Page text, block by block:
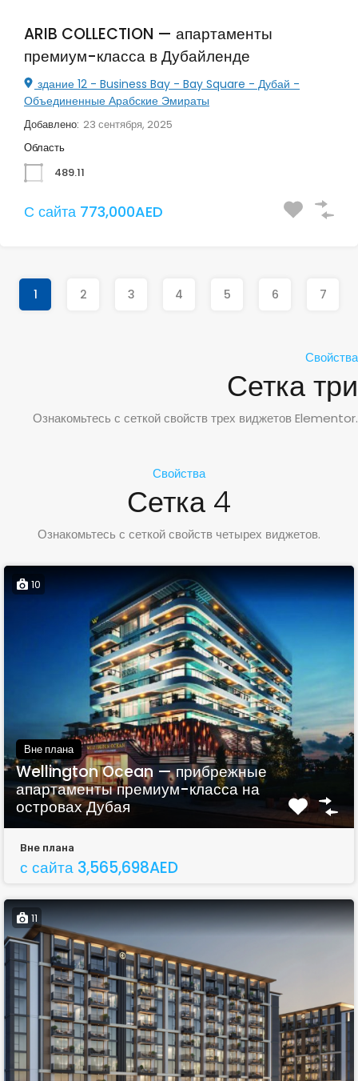
ARIB COLLECTION — апартаменты
премиум-класса в Дубайленде
здание 12 - Business Bay - Bay Square - Дубай -
Объединенные Арабские Эмираты
Добавлено: 23 сентября, 2025
Область
489.11
С сайта 773,000AED
1 2 3 4 5 6 7
Свойства
Сетка три
Ознакомьтесь с сеткой свойств трех виджетов Elementor.
Свойства
Сетка 4
Ознакомьтесь с сеткой свойств четырех виджетов.
10
Вне плана
Wellington Ocean — прибрежные
апартаменты премиум-класса на
островах Дубая
Вне плана
с сайта 3,565,698AED
11